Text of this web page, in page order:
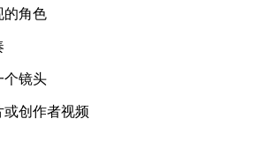
的角色
个镜头
创作者视频